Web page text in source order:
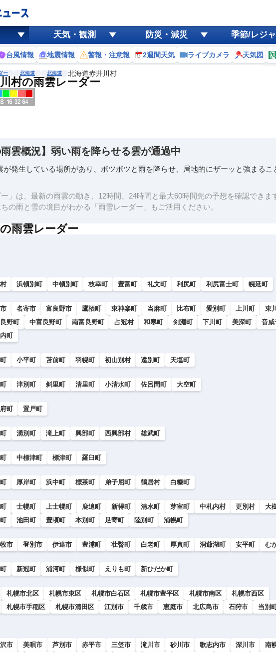
天気・観測 防災・減災 季節/レジ
台風情報 地震情報 警報・注意報 2週間天気 ライブカメラ 天気図
ー 北海道 北海道 北海道赤井川村
村の雨雲レーダー
予報
黄砂
天気
雨雲概況】弱い雨を降らせる雲が通過中
が発生している場所があり、ポツポツと雨を降らせ、局地的にザーッと強まるこ
ー」は、最新の雨雲の動き、12時間、24時間と最大60時間先の予想を確認できま
の雨と雪の境目がわかる「雨雪レーダー」もご活用ください。
雨雲レーダー
浜頓別町 中頓別町 枝幸町 豊富町 礼文町 利尻町 利尻富士町 幌延町
名寄市 富良野市 鷹栖町 東神楽町 当麻町 比布町 愛別町 上川町
東
野町 中富良野町 南富良野町 占冠村 和寒町 剣淵町 下川町 美深町
音威
町
小平町 苫前町 羽幌町 初山別村 遠別町 天塩町
津別町 斜里町 清里町 小清水町 佐呂間町 大空町
町 置戸町
湧別町 滝上町 興部町 西興部村 雄武町
中標津町 標津町 羅臼町
厚岸町 浜中町 標茶町 弟子屈町 鶴居村 白糠町
士幌町 上士幌町 鹿追町 新得町 清水町 芽室町 中札内村 更別村
大
池田町 豊頃町 本別町 足寄町 陸別町 浦幌町
市 登別市 伊達市 豊浦町 壮瞥町 白老町 厚真町 洞爺湖町 安平町 む
新冠町 浦河町 様似町 えりも町 新ひだか町
札幌市北区 札幌市東区 札幌市白石区 札幌市豊平区 札幌市南区
札幌市西区
札幌市手稲区 札幌市清田区 江別市 千歳市 恵庭市 北広島市 石狩市
当別
市 美唄市 芦別市 赤平市 三笠市 滝川市 砂川市 歌志内市 深川市
南